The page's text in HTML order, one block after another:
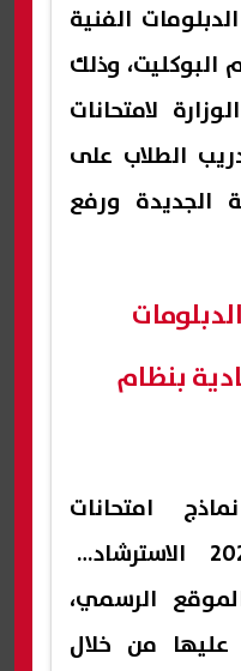
الفنية
البوكليت، وذلك
لامتحانات
الطلاب على
الجديدة ورفع
بنظام
امتحانات
الدبلومات الفنية 2026 الاسترشادية
الرسمي،
عليها من خلال